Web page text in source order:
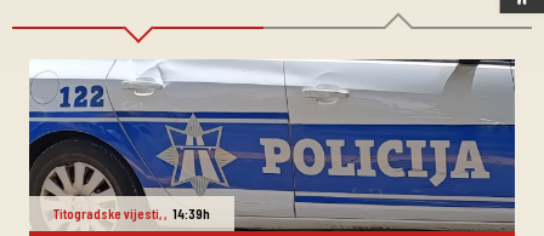
Titogradske vijesti,, 14:39h